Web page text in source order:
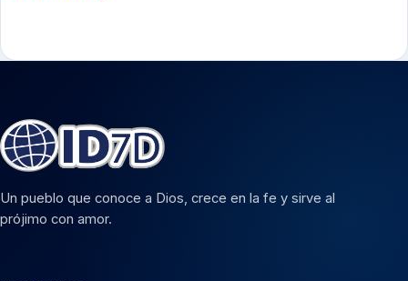
Un pueblo que conoce a Dios, crece en la fe y sirve al
prójimo con amor.